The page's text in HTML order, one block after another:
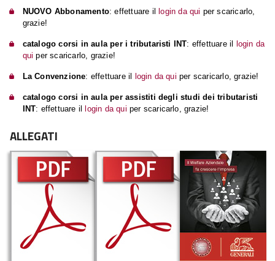
🔒 NUOVO Abbonamento: effettuare il login da qui per scaricarlo,
grazie!
🔒 catalogo corsi in aula per i tributaristi INT: effettuare il
login da
qui per scaricarlo, grazie!
🔒 La Convenzione: effettuare il login da qui per scaricarlo, grazie!
🔒
catalogo corsi in aula per assistiti degli studi dei tributaristi
INT: effettuare il login da qui per scaricarlo, grazie!
ALLEGATI